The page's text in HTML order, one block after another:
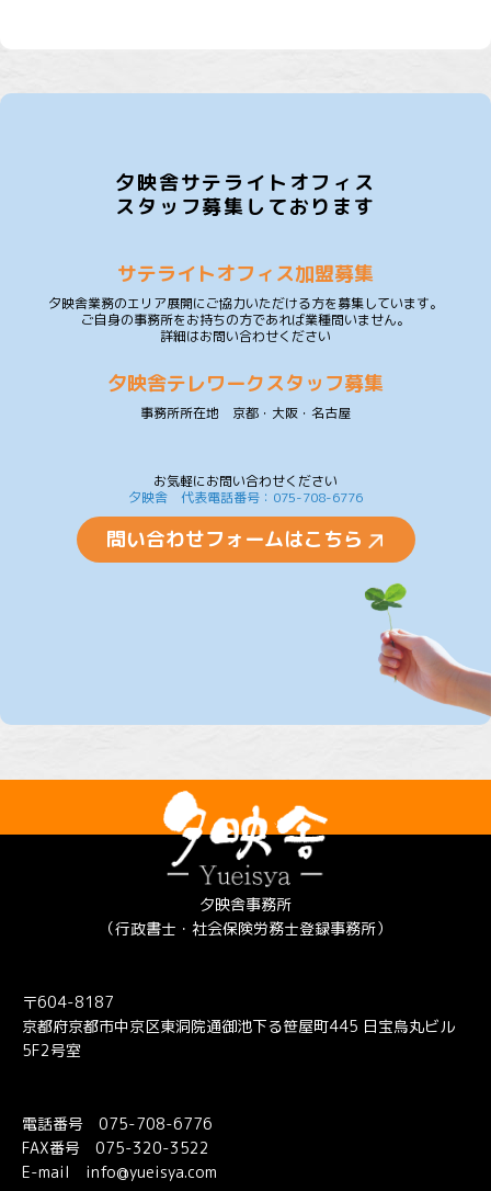
夕映舎サテライトオフィス
スタッフ募集しております
サテライトオフィス加盟募集
夕映舎業務のエリア展開にご協力いただける方を募集しています。
ご自身の事務所をお持ちの方であれば業種問いません。
詳細はお問い合わせください
夕映舎テレワークスタッフ募集
事務所所在地 京都・大阪・名古屋
お気軽にお問い合わせください
夕映舎 代表電話番号：075-708-6776
問い合わせフォームはこちら
夕映舎事務所
（行政書士・社会保険労務士登録事務所）
〒604-8187
京都府京都市中京区東洞院通御池下る笹屋町445 日宝烏丸ビル
5F2号室
電話番号 075-708-6776
FAX番号 075-320-3522
E-mail info@yueisya.com